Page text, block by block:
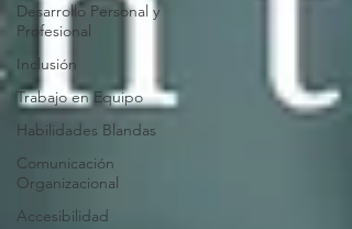
Desarrollo Personal y
Profesional
Inclusión
Trabajo en Equipo
Habilidades Blandas
Comunicación
Organizacional
Accesibilidad